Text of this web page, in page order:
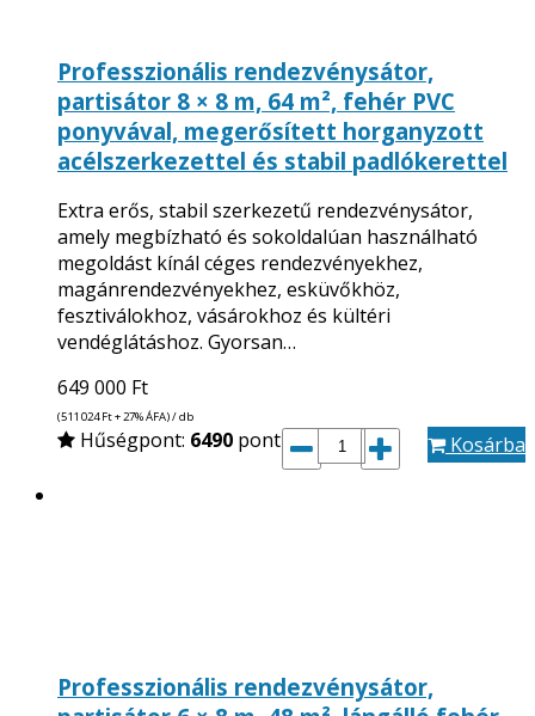
Professzionális rendezvénysátor,
partisátor 8 × 8 m, 64 m², fehér PVC
ponyvával, megerősített horganyzott
acélszerkezettel és stabil padlókerettel
Extra erős, stabil szerkezetű rendezvénysátor,
amely megbízható és sokoldalúan használható
megoldást kínál céges rendezvényekhez,
magánrendezvényekhez, esküvőkhöz,
fesztiválokhoz, vásárokhoz és kültéri
vendéglátáshoz. Gyorsan…
649 000 Ft
(511 024Ft+ 27% ÁFA) / db
Hűségpont: 6490 pont Kosárba
Professzionális rendezvénysátor,